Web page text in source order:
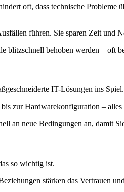
oft, dass technische Probleme
führen. Sie sparen Zeit und
blitzschnell behoben werden – oft
IT-Lösungen ins Spiel.
zur Hardwarekonfiguration –
an neue Bedingungen an, damit
so wichtig ist.
stärken das Vertrauen